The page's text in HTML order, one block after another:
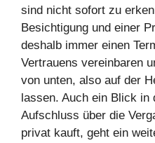
sind nicht sofort zu
Besichtigung und einer
deshalb immer einen
Vertrauens vereinbaren
von unten, also auf der
lassen. Auch ein Blick in
Aufschluss über die
privat kauft, geht ein